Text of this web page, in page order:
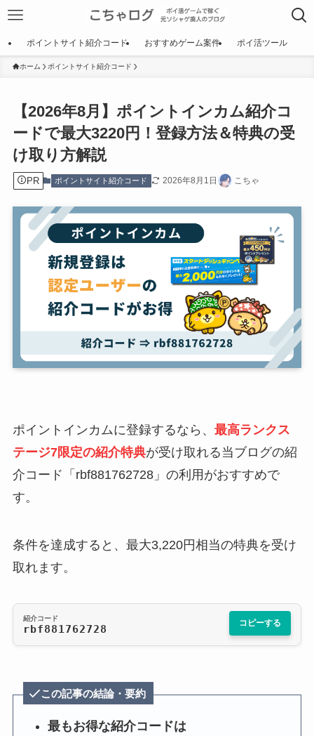
ポイントサイト紹介コード おすすめゲーム案件 ポイ活ツール
ホーム ポイントサイト紹介コード
【2026年8月】ポイントインカム紹介コ
ードで最大3220円！登録方法＆特典の受
け取り方解説
PR ポイントサイト紹介コード 2026年8月1日 こちゃ
ポイントインカムに登録するなら、 最高ランクス
テージ7限定の紹介特典が受け取れる当ブログの紹
介コード「rbf881762728」の利用がおすすめで
す。
条件を達成すると、最大3,220円相当の特典を受け
取れます。
紹介コード
rbf881762728 コピーする
この記事の結論・要約
最もお得な紹介コードは